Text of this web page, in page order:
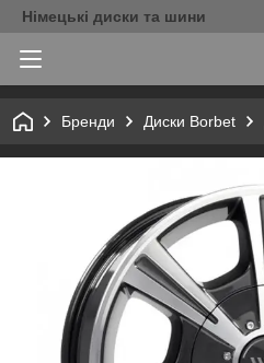
Німецькі диски та шини
Бренди Диски Borbet